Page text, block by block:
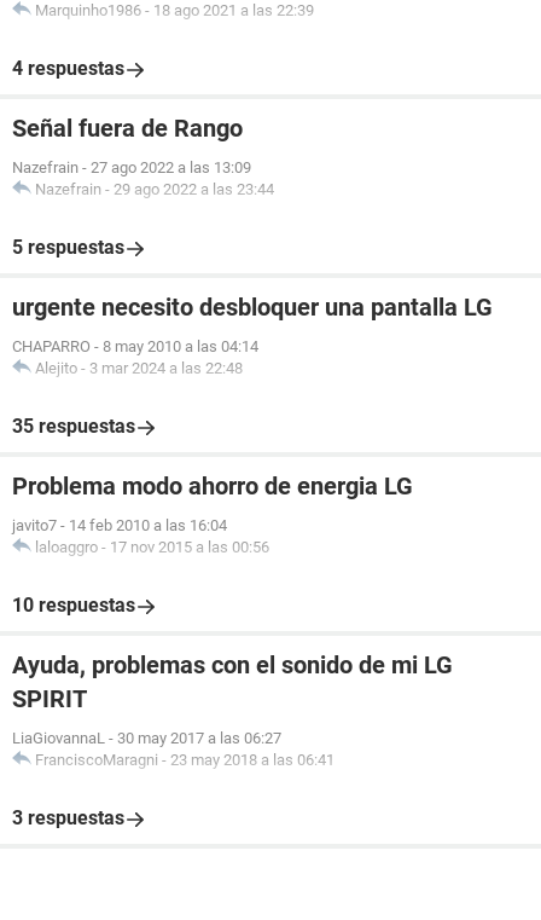
Marquinho1986 - 18 ago 2021 a las 22:39
4 respuestas
Señal fuera de Rango
Nazefrain - 27 ago 2022 a las 13:09
Nazefrain - 29 ago 2022 a las 23:44
5 respuestas
urgente necesito desbloquer una pantalla LG
CHAPARRO - 8 may 2010 a las 04:14
Alejito - 3 mar 2024 a las 22:48
35 respuestas
Problema modo ahorro de energia LG
javito7 - 14 feb 2010 a las 16:04
laloaggro - 17 nov 2015 a las 00:56
10 respuestas
Ayuda, problemas con el sonido de mi LG
SPIRIT
LiaGiovannaL - 30 may 2017 a las 06:27
FranciscoMaragni - 23 may 2018 a las 06:41
3 respuestas